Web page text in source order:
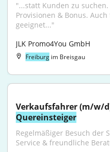
"...statt Kunden zu
Provisionen & Bonus.
geeignet..."
JLK Promo4You GmbH
Freiburg im Breisgau
Quereinsteiger
Regelmäßiger Besuch der
Service & freundliche